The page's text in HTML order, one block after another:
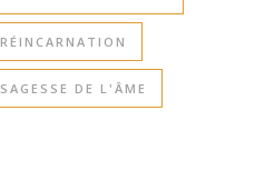
RÉINCARNATION
SAGESSE DE L'ÂME